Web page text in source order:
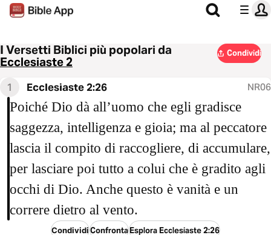
I Versetti Biblici più popolari da
Ecclesiaste 2
Condividi
1 Ecclesiaste 2:26 NR06
Poiché Dio dà all’uomo che egli gradisce
saggezza, intelligenza e gioia; ma al peccatore
lascia il compito di raccogliere, di accumulare,
per lasciare poi tutto a colui che è gradito agli
occhi di Dio. Anche questo è vanità e un
correre dietro al vento.
CondividiConfrontaEsplora Ecclesiaste 2:26